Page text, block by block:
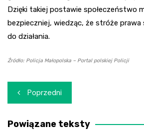
Dzięki takiej postawie społeczeństwo
bezpieczniej, wiedząc, że stróże
do działania.
Źródło: Policja Małopolska – Portal polskiej Policji
Nawigacja
wpisu
Poprzedni
Powiązane teksty